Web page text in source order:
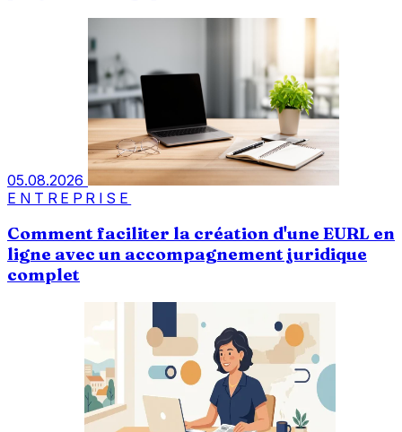
05.08.2026
ENTREPRISE
Comment faciliter la création d'une EURL en
ligne avec un accompagnement juridique
complet